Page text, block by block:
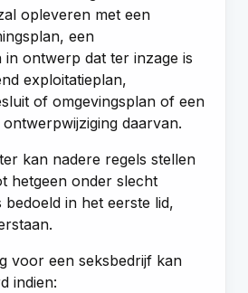
opleveren met een
een
in ontwerp dat ter inzage is
exploitatieplan,
of omgevingsplan of een
daarvan.
kan nadere regels stellen
hetgeen onder slecht
bedoeld in het eerste lid,
voor een seksbedrijf kan
indien: